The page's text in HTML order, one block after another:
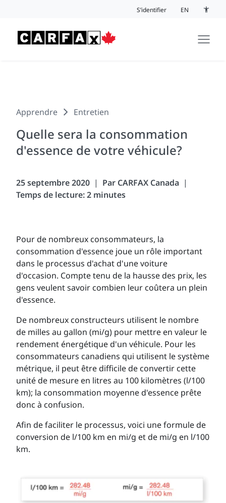
S’identifier
EN
Apprendre Entretien
Quelle sera la consommation
d'essence de votre véhicule?
25 septembre 2020
Par CARFAX Canada
Temps de lecture: 2 minutes
Pour de nombreux consommateurs, la
consommation d'essence joue un rôle important
dans le processus d'achat d'une voiture
d'occasion. Compte tenu de la hausse des prix, les
gens veulent savoir combien leur coûtera un plein
d'essence.
De nombreux constructeurs utilisent le nombre
de milles au gallon (mi/g) pour mettre en valeur le
rendement énergétique d'un véhicule. Pour les
consommateurs canadiens qui utilisent le système
métrique, il peut être difficile de convertir cette
unité de mesure en litres au 100 kilomètres (l/100
km); la consommation moyenne d'essence prête
donc à confusion.
Afin de faciliter le processus, voici une formule de
conversion de l/100 km en mi/g et de mi/g en l/100
km.